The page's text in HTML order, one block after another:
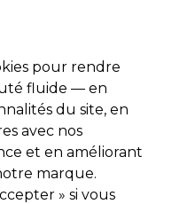
Se connecter
Electro et Matériel
délais
pour rendre
fluide — en
du site, en
avec nos
et en améliorant
marque.
» si vous